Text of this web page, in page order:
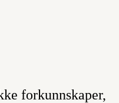
forkunnskaper,